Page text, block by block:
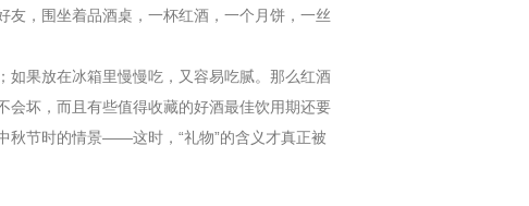
友，围坐着品酒桌，一杯红酒，一个月饼，一丝
果放在冰箱里慢慢吃，又容易吃腻。那么红酒
会坏，而且有些值得收藏的好酒最佳饮用期还要
秋节时的情景——这时，“礼物”的含义才真正被